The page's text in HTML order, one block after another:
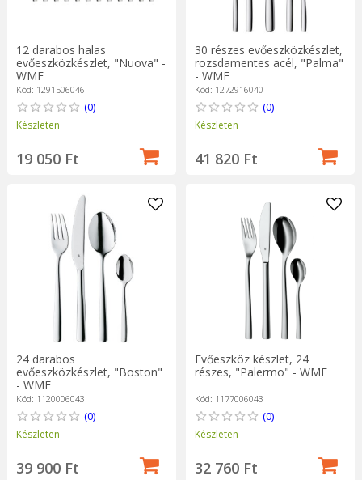
12 darabos halas
evőeszközkészlet, "Nuova" -
WMF
Kód: 1291506046
(0)
Készleten
19 050 Ft
30 részes evőeszközkészlet,
rozsdamentes acél, "Palma"
- WMF
Kód: 1272916040
(0)
Készleten
41 820 Ft
24 darabos
evőeszközkészlet, "Boston"
- WMF
Kód: 1120006043
(0)
Készleten
39 900 Ft
Evőeszköz készlet, 24
részes, "Palermo" - WMF
Kód: 1177006043
(0)
Készleten
32 760 Ft